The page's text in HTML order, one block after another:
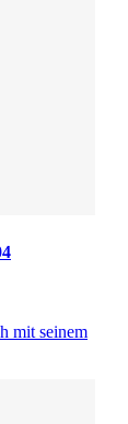
mit seinem